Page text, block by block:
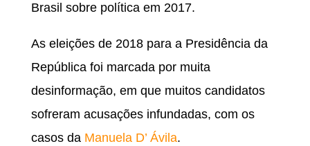
Brasil sobre política em 2017.
As eleições de 2018 para a Presidência da
República foi marcada por muita
desinformação, em que muitos candidatos
sofreram acusações infundadas, com os
casos da Manuela D’ Ávila.